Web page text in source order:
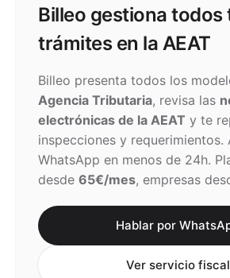
Billeo gestiona todos
trámites en la AEAT
Billeo presenta todos los
Agencia Tributaria, revisa las
electrónicas de la AEAT y te
inspecciones y requerimientos.
WhatsApp en menos de 24h.
desde 65€/mes, empresas
Hablar por
Ver servicio fiscal